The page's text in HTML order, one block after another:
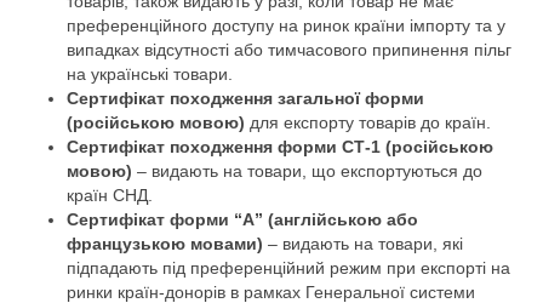
преференційного доступу на ринок країни імпорту та у
випадках відсутності або тимчасового припинення пільг
на українські товари.
Сертифікат походження загальної форми
(російською мовою) для експорту товарів до країн.
Сертифікат походження форми СТ-1 (російською
мовою) – видають на товари, що експортуються до
країн СНД.
Сертифікат форми “А” (англійською або
французькою мовами) – видають на товари, які
підпадають під преференційний режим при експорті на
ринки країн-донорів в рамках Генеральної системи